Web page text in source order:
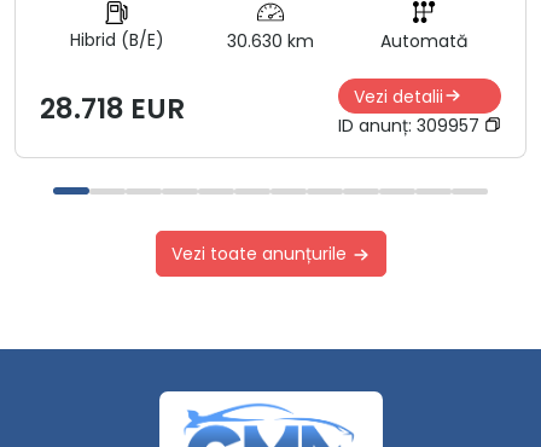
Hibrid (B/E) 30.630 km Automată
28.718 EUR
Vezi detalii
ID anunț: 309957
Vezi toate anunțurile